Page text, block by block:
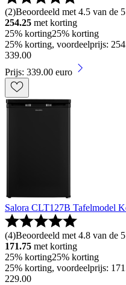
(2)Beoordeeld met 4.5 van de
254.25 met korting
25% korting25% korting
25% korting, voordeelprijs:
339.00
Prijs: 339.00 euro
Salora CLT127B Tafelmodel
(4)Beoordeeld met 4.8 van de
171.75 met korting
25% korting25% korting
25% korting, voordeelprijs:
229.00